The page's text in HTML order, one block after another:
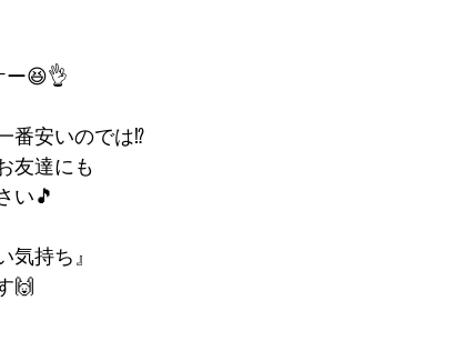
ー😆👌
番安いのでは⁉️
友達にも
い🎵
気持ち』
🙌